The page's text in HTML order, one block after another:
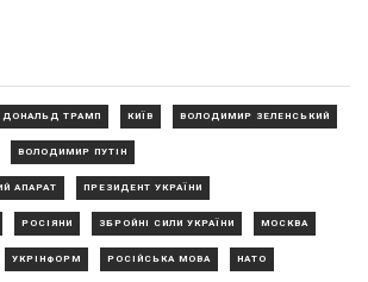
ДОНАЛЬД ТРАМП КИЇВ ВОЛОДИМИР ЗЕЛЕНСЬКИЙ
ВОЛОДИМИР ПУТІН
АПАРАТ ПРЕЗИДЕНТ УКРАЇНИ
РОСІЯНИ ЗБРОЙНІ СИЛИ УКРАЇНИ МОСКВА
УКРІНФОРМ РОСІЙСЬКА МОВА НАТО